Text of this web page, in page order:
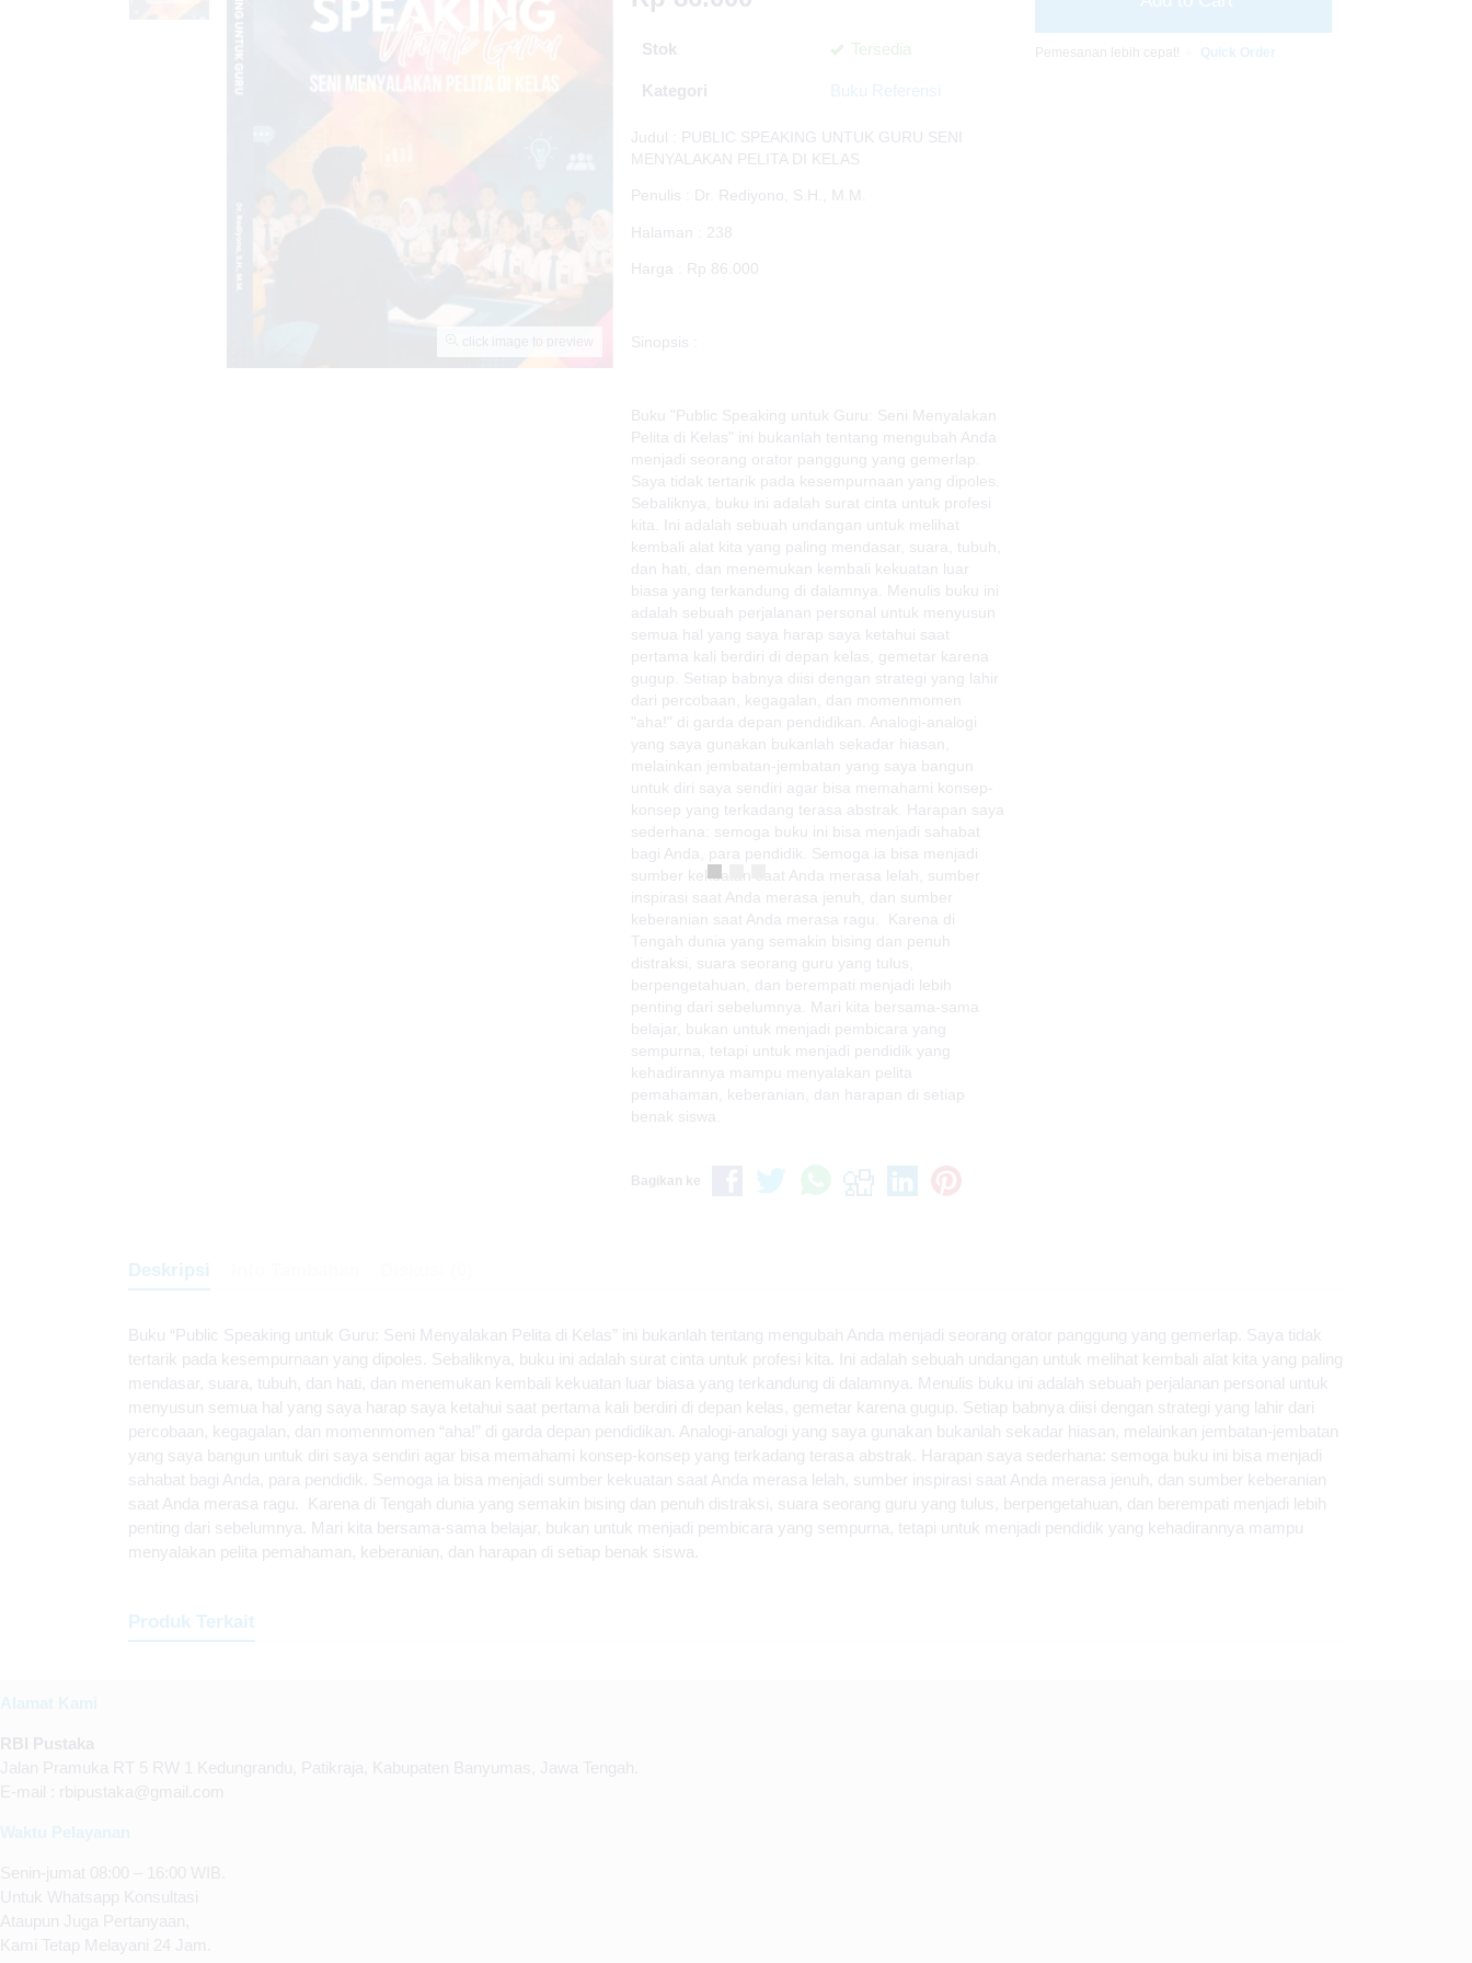
click image to preview
Stok Tersedia
Kategori Buku Referensi
Judul : PUBLIC SPEAKING UNTUK GURU SENI
MENYALAKAN PELITA DI KELAS
Penulis : Dr. Rediyono, S.H., M.M.
Halaman : 238
Harga : Rp 86.000
Sinopsis :
Buku "Public Speaking untuk Guru: Seni Menyalakan
Pelita di Kelas" ini bukanlah tentang mengubah Anda
menjadi seorang orator panggung yang gemerlap.
Saya tidak tertarik pada kesempurnaan yang dipoles.
Sebaliknya, buku ini adalah surat cinta untuk profesi
kita. Ini adalah sebuah undangan untuk melihat
kembali alat kita yang paling mendasar, suara, tubuh,
dan hati, dan menemukan kembali kekuatan luar
biasa yang terkandung di dalamnya. Menulis buku ini
adalah sebuah perjalanan personal untuk menyusun
semua hal yang saya harap saya ketahui saat
pertama kali berdiri di depan kelas, gemetar karena
gugup. Setiap babnya diisi dengan strategi yang lahir
dari percobaan, kegagalan, dan momenmomen
"aha!" di garda depan pendidikan. Analogi-analogi
yang saya gunakan bukanlah sekadar hiasan,
melainkan jembatan-jembatan yang saya bangun
untuk diri saya sendiri agar bisa memahami konsep-
konsep yang terkadang terasa abstrak. Harapan saya
sederhana: semoga buku ini bisa menjadi sahabat
bagi Anda, para pendidik. Semoga ia bisa menjadi
sumber kekuatan saat Anda merasa lelah, sumber
inspirasi saat Anda merasa jenuh, dan sumber
keberanian saat Anda merasa ragu. Karena di
Tengah dunia yang semakin bising dan penuh
distraksi, suara seorang guru yang tulus,
berpengetahuan, dan berempati menjadi lebih
penting dari sebelumnya. Mari kita bersama-sama
belajar, bukan untuk menjadi pembicara yang
sempurna, tetapi untuk menjadi pendidik yang
kehadirannya mampu menyalakan pelita
pemahaman, keberanian, dan harapan di setiap
benak siswa.
Pemesanan lebih cepat! Quick Order
Bagikan ke
Deskripsi
Buku “Public Speaking untuk Guru: Seni Menyalakan Pelita di Kelas” ini bukanlah tentang mengubah Anda menjadi seorang orator panggung yang gemerlap. Saya tidak
tertarik pada kesempurnaan yang dipoles. Sebaliknya, buku ini adalah surat cinta untuk profesi kita. Ini adalah sebuah undangan untuk melihat kembali alat kita yang paling
mendasar, suara, tubuh, dan hati, dan menemukan kembali kekuatan luar biasa yang terkandung di dalamnya. Menulis buku ini adalah sebuah perjalanan personal untuk
menyusun semua hal yang saya harap saya ketahui saat pertama kali berdiri di depan kelas, gemetar karena gugup. Setiap babnya diisi dengan strategi yang lahir dari
percobaan, kegagalan, dan momenmomen “aha!” di garda depan pendidikan. Analogi-analogi yang saya gunakan bukanlah sekadar hiasan, melainkan jembatan-jembatan
yang saya bangun untuk diri saya sendiri agar bisa memahami konsep-konsep yang terkadang terasa abstrak. Harapan saya sederhana: semoga buku ini bisa menjadi
sahabat bagi Anda, para pendidik. Semoga ia bisa menjadi sumber kekuatan saat Anda merasa lelah, sumber inspirasi saat Anda merasa jenuh, dan sumber keberanian
saat Anda merasa ragu. Karena di Tengah dunia yang semakin bising dan penuh distraksi, suara seorang guru yang tulus, berpengetahuan, dan berempati menjadi lebih
penting dari sebelumnya. Mari kita bersama-sama belajar, bukan untuk menjadi pembicara yang sempurna, tetapi untuk menjadi pendidik yang kehadirannya mampu
menyalakan pelita pemahaman, keberanian, dan harapan di setiap benak siswa.
Produk Terkait